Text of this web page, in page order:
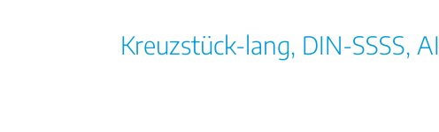
Kreuzstück-lang, DIN-SSSS,